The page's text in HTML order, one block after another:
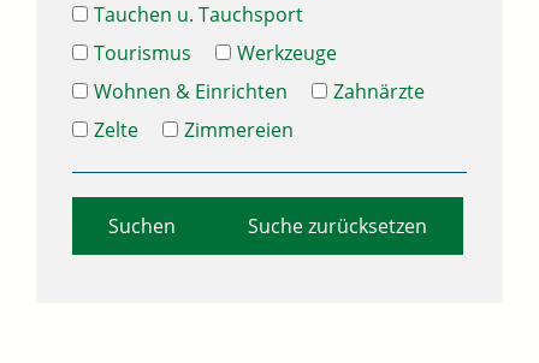
Tauchen u. Tauchsport
Tourismus
Werkzeuge
Wohnen & Einrichten
Zahnärzte
Zelte
Zimmereien
Suche zurücksetzen